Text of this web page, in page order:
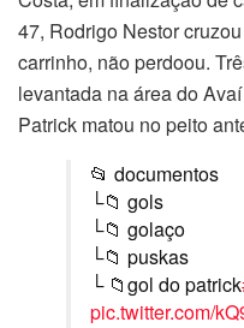
47, Rodrigo Nestor
carrinho, não perdoou.
levantada na área do
Patrick matou no peito
📂 documentos
└📁 gols
└📁 golaço
└📁 puskas
└ 📁gol do patrick
pic.twitter.com/